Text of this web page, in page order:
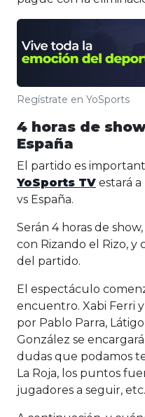
Regístrate en YoSports
4 horas de
España
El partido es
YoSports TV estará
vs España.
Serán 4 horas de
con Rizando el Rizo,
del partido.
El espectáculo
encuentro. Xabi Ferri
por Pablo Parra,
González se
dudas que podamos
La Roja, los puntos
jugadores a seguir, etc.